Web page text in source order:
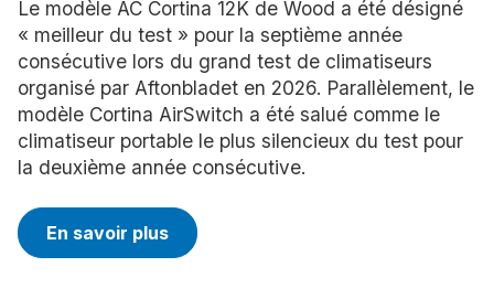
Le modèle AC Cortina 12K de Wood a été désigné
« meilleur du test » pour la septième année
consécutive lors du grand test de climatiseurs
organisé par Aftonbladet en 2026. Parallèlement, le
modèle Cortina AirSwitch a été salué comme le
climatiseur portable le plus silencieux du test pour
la deuxième année consécutive.
En savoir plus